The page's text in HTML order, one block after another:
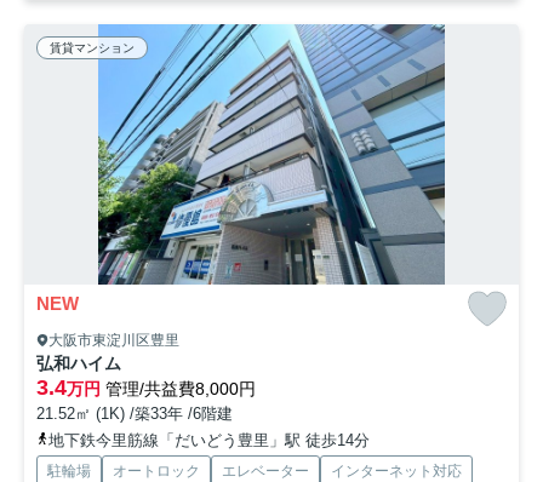
賃貸マンション
NEW
大阪市東淀川区豊里
弘和ハイム
3.4万円 管理/共益費8,000円
21.52㎡ (1K) /築33年 /6階建
地下鉄今里筋線「だいどう豊里」駅 徒歩14分
駐輪場 オートロック エレベーター
インターネット対応